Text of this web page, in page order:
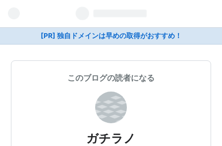
[PR] 独自ドメインは早めの取得がおすすめ！
このブログの読者になる
ガチラノ